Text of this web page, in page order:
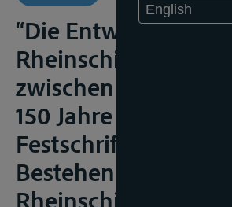
English
“Die Entwicklung
zwischen 1815 und
150 Jahre
Festschrift zum
Bestehen der
Rheinschiffahrtsakte